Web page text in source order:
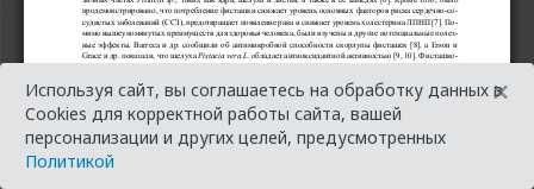
Используя сайт, вы соглашаетесь на обработку данных в
Cookies для корректной работы сайта, вашей
персонализации и других целей, предусмотренных
Политикой
×